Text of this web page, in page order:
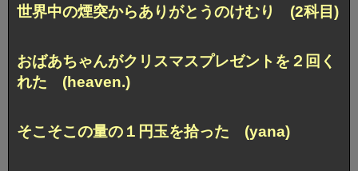
世界中の煙突からありがとうのけむり (2科目)
おばあちゃんがクリスマスプレゼントを２回く
れた (heaven.)
そこそこの量の１円玉を拾った (yana)